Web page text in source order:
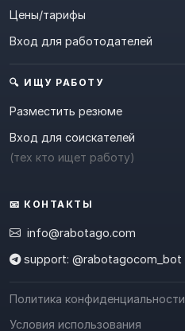
Цены/тарифы
Вход для работодателей
🔍 ИЩУ РАБОТУ
Разместить резюме
Вход для соискателей
(тех кто ищет работу)
📧 КОНТАКТЫ
info@rabotago.com
support: @rabotagocom_bot
Политика конфиденциальности
Условия использования